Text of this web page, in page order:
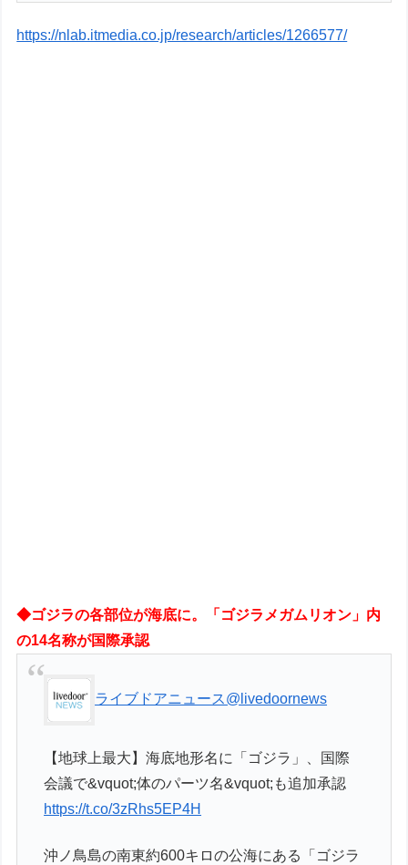
https://nlab.itmedia.co.jp/research/articles/1266577/
◆ゴジラの各部位が海底に。「ゴジラメガムリオン」内
の14名称が国際承認
ライブドアニュース@livedoornews
【地球上最大】海底地形名に「ゴジラ」、国際
会議で&vquot;体のパーツ名&vquot;も追加承認
https://t.co/3zRhs5EP4H
沖ノ鳥島の南東約600キロの公海にある「ゴジラ